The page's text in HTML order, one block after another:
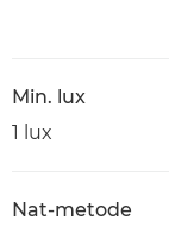
Min. lux
1 lux
Nat-metode